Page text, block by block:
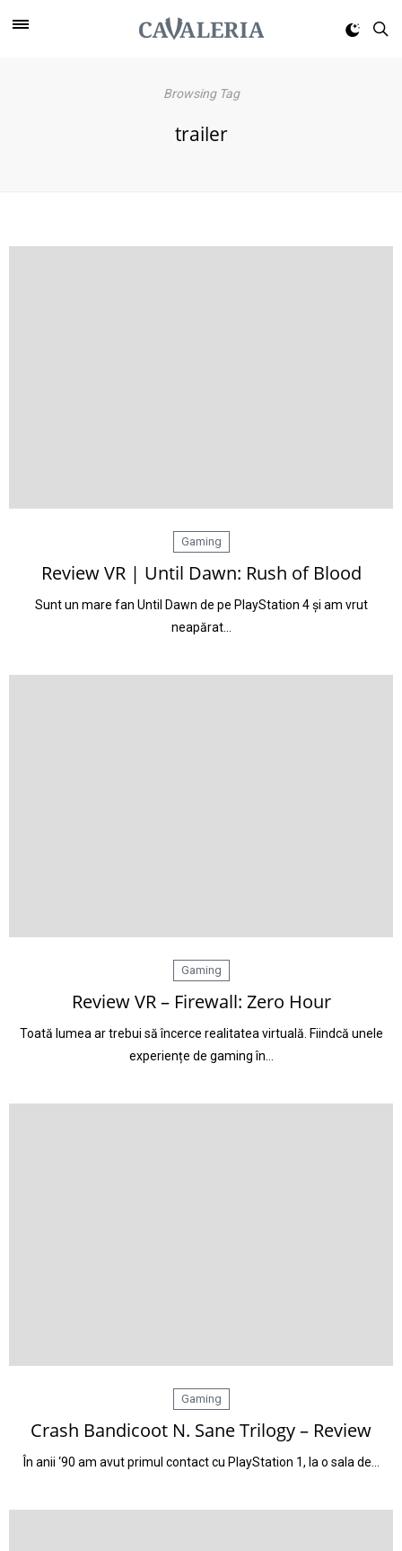
Browsing Tag
trailer
Gaming
Review VR | Until Dawn: Rush of Blood
Sunt un mare fan Until Dawn de pe PlayStation 4 și am vrut
neapărat…
Gaming
Review VR – Firewall: Zero Hour
Toată lumea ar trebui să încerce realitatea virtuală. Fiindcă unele
experiențe de gaming în…
Gaming
Crash Bandicoot N. Sane Trilogy – Review
În anii ‘90 am avut primul contact cu PlayStation 1, la o sala de…